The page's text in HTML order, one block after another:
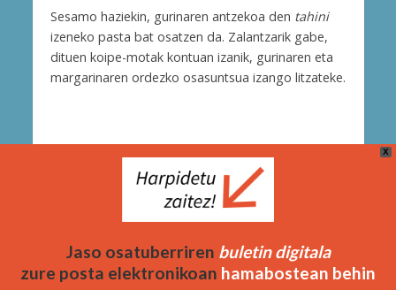
Sesamo haziekin, gurinaren antzekoa den tahini
izeneko pasta bat osatzen da. Zalantzarik gabe,
dituen koipe-motak kontuan izanik, gurinaren eta
margarinaren ordezko osasuntsua izango litzateke.
Bidera Zerbitzuak (Berria Taldea)
OSAKIDETZA. Araba kalea, 45 – 01006 Vitoria-Gasteiz
| 945-00 63 43 | osatuberri@osakidetza.eus
X
Jaso osatuberriren buletin digitala
zure posta elektronikoan hamabostean behin